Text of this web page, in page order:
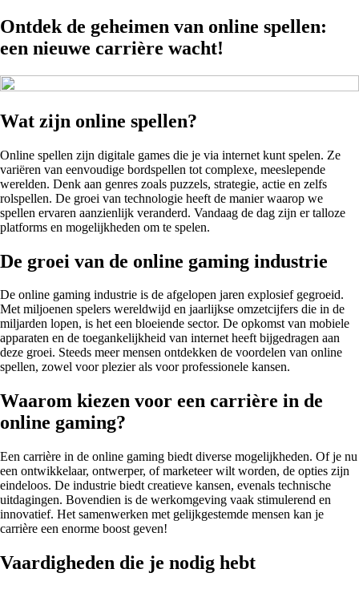
Ontdek de geheimen van online spellen:
een nieuwe carrière wacht!
Wat zijn online spellen?
Online spellen zijn digitale games die je via internet kunt spelen. Ze
variëren van eenvoudige bordspellen tot complexe, meeslepende
werelden. Denk aan genres zoals puzzels, strategie, actie en zelfs
rolspellen. De groei van technologie heeft de manier waarop we
spellen ervaren aanzienlijk veranderd. Vandaag de dag zijn er talloze
platforms en mogelijkheden om te spelen.
De groei van de online gaming industrie
De online gaming industrie is de afgelopen jaren explosief gegroeid.
Met miljoenen spelers wereldwijd en jaarlijkse omzetcijfers die in de
miljarden lopen, is het een bloeiende sector. De opkomst van mobiele
apparaten en de toegankelijkheid van internet heeft bijgedragen aan
deze groei. Steeds meer mensen ontdekken de voordelen van online
spellen, zowel voor plezier als voor professionele kansen.
Waarom kiezen voor een carrière in de
online gaming?
Een carrière in de online gaming biedt diverse mogelijkheden. Of je nu
een ontwikkelaar, ontwerper, of marketeer wilt worden, de opties zijn
eindeloos. De industrie biedt creatieve kansen, evenals technische
uitdagingen. Bovendien is de werkomgeving vaak stimulerend en
innovatief. Het samenwerken met gelijkgestemde mensen kan je
carrière een enorme boost geven!
Vaardigheden die je nodig hebt